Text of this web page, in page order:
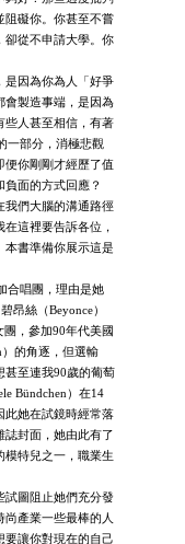
阻礙你。你甚至不嘗
卻從不申請大學。你
因為你為人「好爭
會製造事端，是因為
些人甚至相信，有著
一部分，消極悲觀
便你剛剛才經歷了值
面的方式回應？
們大腦的溝通路徑
這裡要告訴各位，
本書準備你展示這是
唱團，理由是她
昂絲（Beyonce）
團，參加90年代美國
）的角逐，但選輸
甚至連我90歲的葡萄
Bündchen）在14
此她在試鏡時經常落
誌封面，她由此有了
模特兒之一，職業生
圖阻止她們充分發
產業一些最棒的人
要讓你對現在的自己